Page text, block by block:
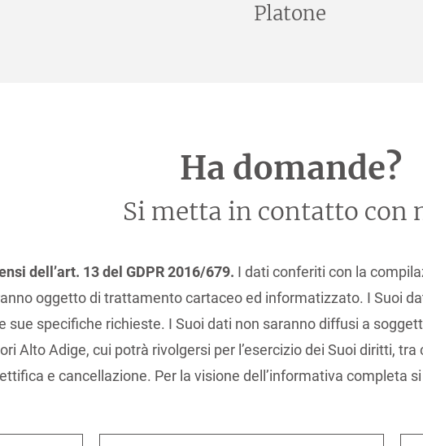
Platone
Ha domande?
Si metta in contatto con
dell’art. 13 del GDPR 2016/679. I dati conferiti con la
oggetto di trattamento cartaceo ed informatizzato. I Suoi
sue specifiche richieste. I Suoi dati non saranno diffusi a
Alto Adige, cui potrà rivolgersi per l’esercizio dei Suoi diritti,
e cancellazione. Per la visione dell’informativa completa